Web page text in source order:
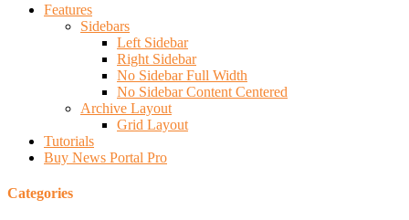
Features
Sidebars
Left Sidebar
Right Sidebar
No Sidebar Full Width
No Sidebar Content Centered
Archive Layout
Grid Layout
Tutorials
Buy News Portal Pro
Categories